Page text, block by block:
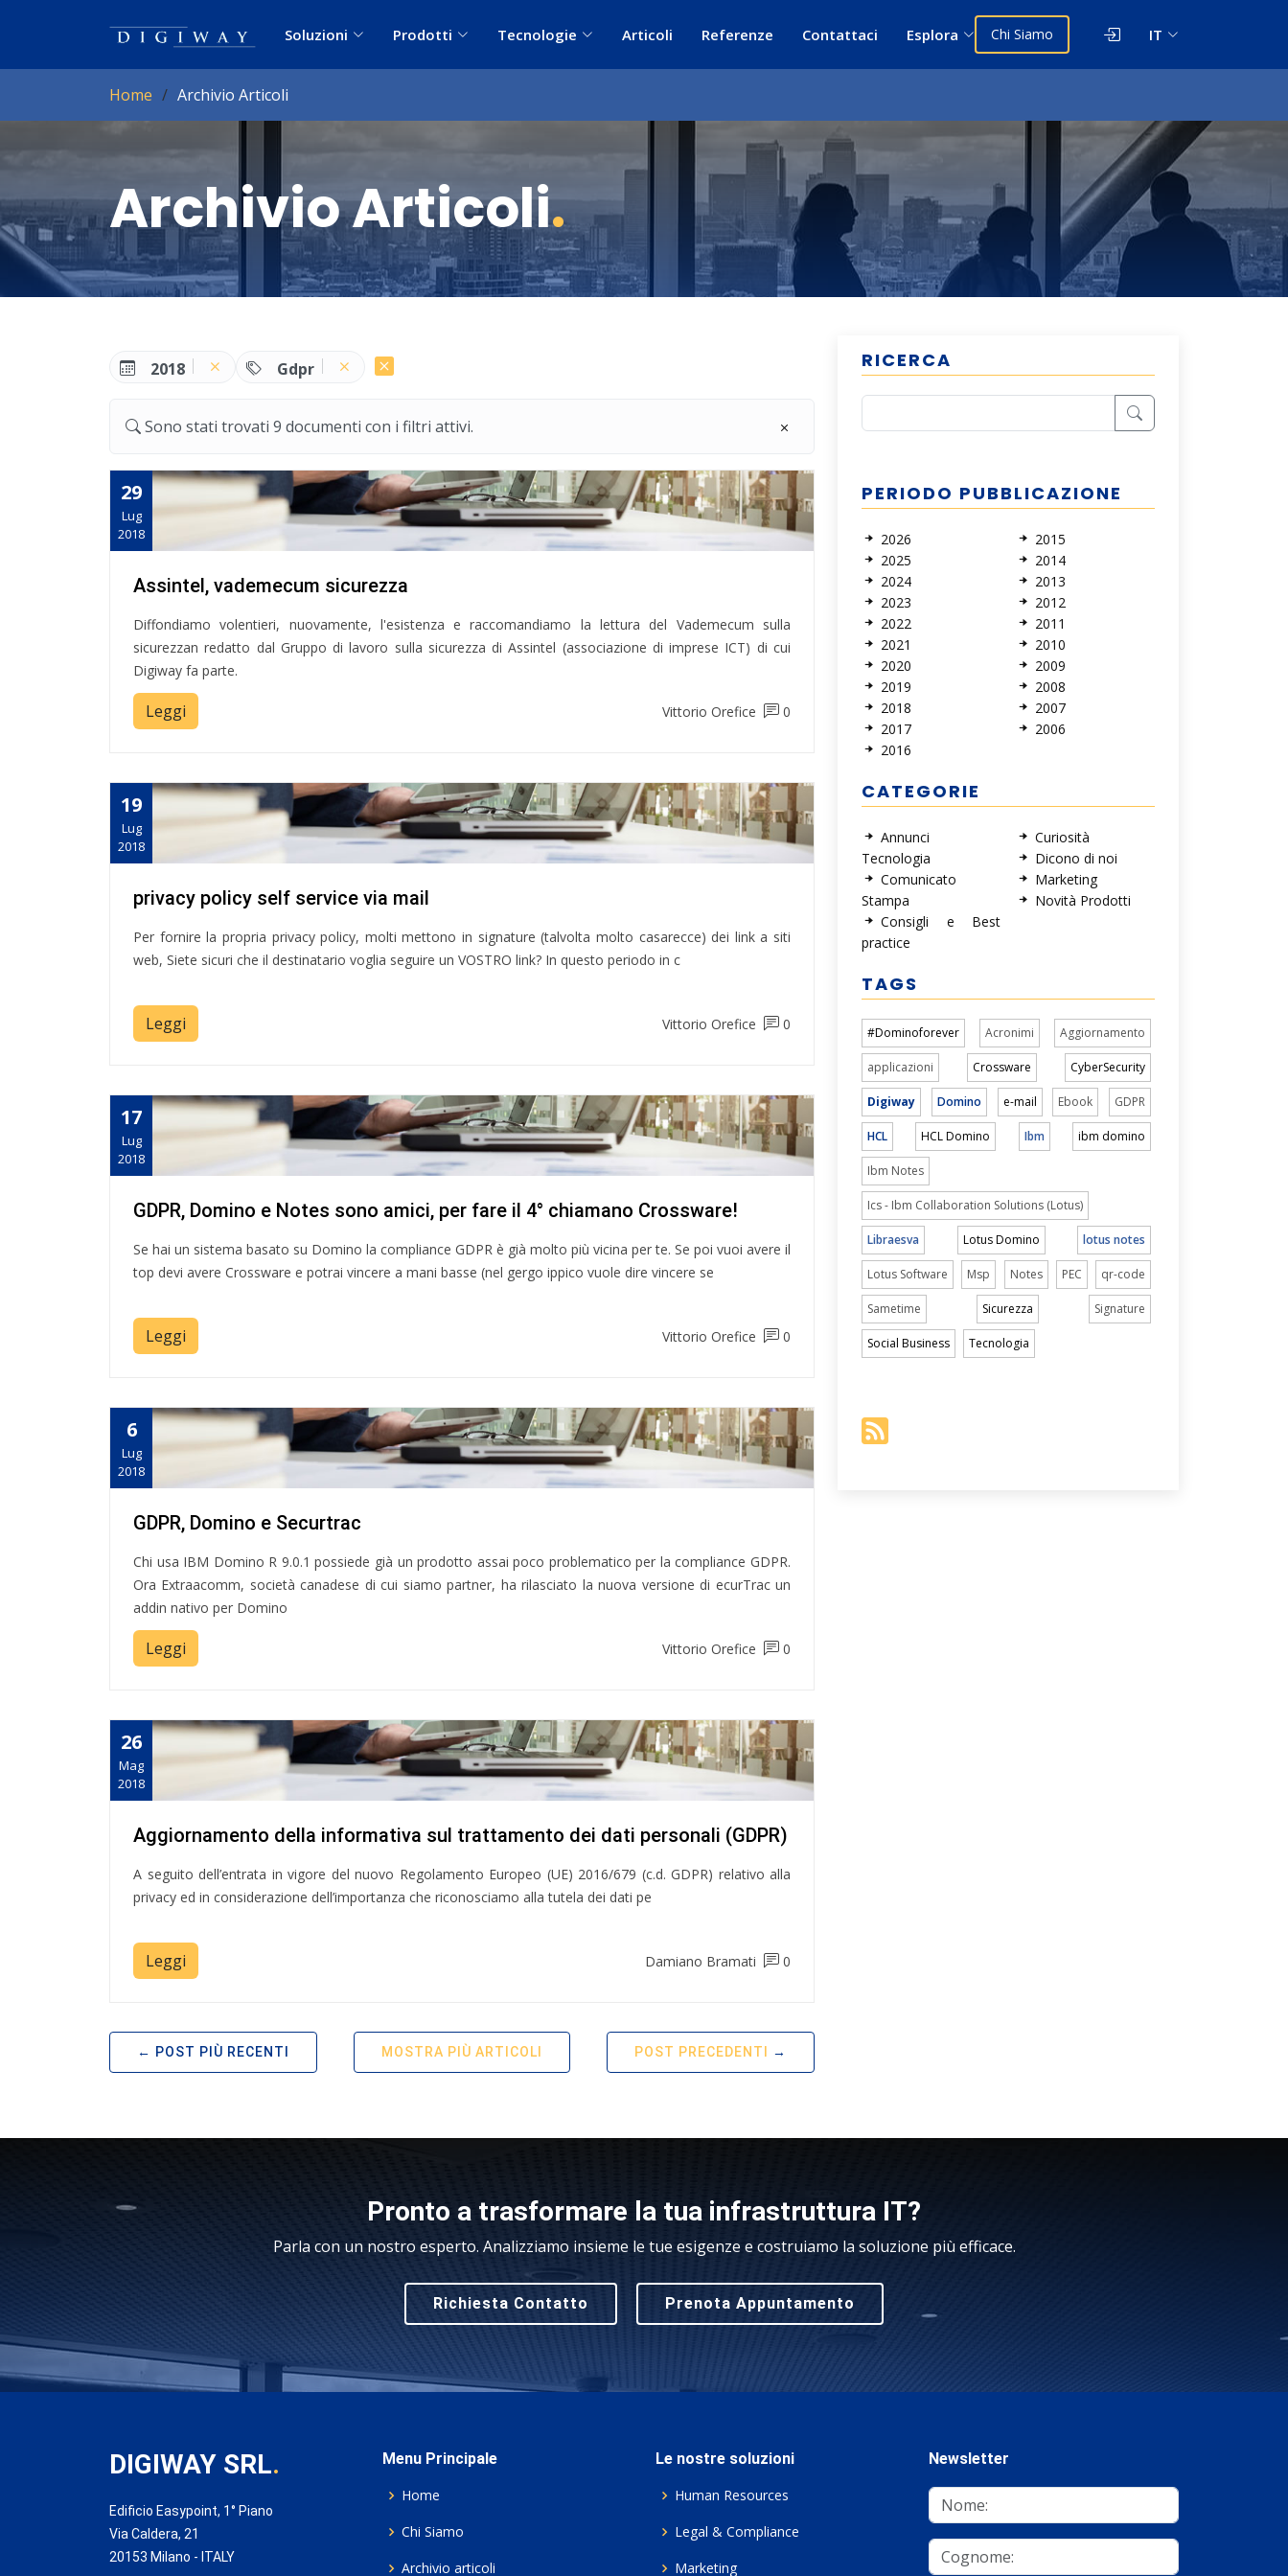
Soluzioni Prodotti Tecnologie Articoli Referenze Contattaci Esplora Chi Siamo IT
Home Archivio Articoli
Archivio Articoli.
2018 Gdpr
Sono stati trovati 9 documenti con i filtri attivi.
29
Lug
2018
Assintel, vademecum sicurezza
Diffondiamo volentieri, nuovamente, l'esistenza e raccomandiamo la lettura del Vademecum sulla
sicurezzan redatto dal Gruppo di lavoro sulla sicurezza di Assintel (associazione di imprese ICT) di cui
Digiway fa parte.
Leggi Vittorio Orefice 0
19
Lug
2018
privacy policy self service via mail
Per fornire la propria privacy policy, molti mettono in signature (talvolta molto casarecce) dei link a siti
web, Siete sicuri che il destinatario voglia seguire un VOSTRO link? In questo periodo in c
Leggi Vittorio Orefice 0
17
Lug
2018
GDPR, Domino e Notes sono amici, per fare il 4° chiamano Crossware!
Se hai un sistema basato su Domino la compliance GDPR è già molto più vicina per te. Se poi vuoi avere il
top devi avere Crossware e potrai vincere a mani basse (nel gergo ippico vuole dire vincere se
Leggi Vittorio Orefice 0
6
Lug
2018
GDPR, Domino e Securtrac
Chi usa IBM Domino R 9.0.1 possiede già un prodotto assai poco problematico per la compliance GDPR.
Ora Extraacomm, società canadese di cui siamo partner, ha rilasciato la nuova versione di ecurTrac un
addin nativo per Domino
Leggi Vittorio Orefice 0
26
Mag
2018
Aggiornamento della informativa sul trattamento dei dati personali (GDPR)
A seguito dell’entrata in vigore del nuovo Regolamento Europeo (UE) 2016/679 (c.d. GDPR) relativo alla
privacy ed in considerazione dell’importanza che riconosciamo alla tutela dei dati pe
Leggi Damiano Bramati 0
POST PIÙ RECENTI MOSTRA PIÙ ARTICOLI POST PRECEDENTI
RICERCA
PERIODO PUBBLICAZIONE
2026
2025
2024
2023
2022
2021
2020
2019
2018
2017
2016
2015
2014
2013
2012
2011
2010
2009
2008
2007
2006
CATEGORIE
Annunci
Tecnologia
Comunicato
Stampa
Consigli e Best
practice
Curiosità
Dicono di noi
Marketing
Novità Prodotti
TAGS
#Dominoforever Acronimi Aggiornamento
applicazioni Crossware CyberSecurity
Digiway Domino e-mail Ebook GDPR
HCL HCL Domino Ibm ibm domino
Ibm Notes
Ics - Ibm Collaboration Solutions (Lotus)
Libraesva Lotus Domino lotus notes
Lotus Software Msp Notes PEC qr-code
Sametime Sicurezza Signature
Social Business Tecnologia
Pronto a trasformare la tua infrastruttura IT?
Parla con un nostro esperto. Analizziamo insieme le tue esigenze e costruiamo la soluzione più efficace.
Richiesta Contatto Prenota Appuntamento
DIGIWAY SRL.
Edificio Easypoint, 1° Piano
Via Caldera, 21
20153 Milano - ITALY
Menu Principale
Home
Chi Siamo
Archivio articoli
Le nostre soluzioni
Human Resources
Legal & Compliance
Marketing
Newsletter